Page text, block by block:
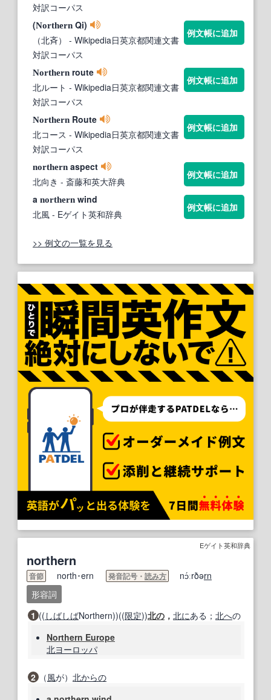
対訳コーパス
(Northern Qi)
（北斉）
- Wikipedia日英京都関連文書
対訳コーパス
例文帳に追加
Northern route
北ルート - Wikipedia日英京都関連文書
対訳コーパス
例文帳に追加
Northern Route
北コース - Wikipedia日英京都関連文書
対訳コーパス
例文帳に追加
northern aspect
北向き - 斎藤和英大辞典
例文帳に追加
a northern wind
北風 - Eゲイト英和辞典
例文帳に追加
>> 例文の一覧を見る
Eゲイト英和辞典
northern
音節 north･ern 発音記号・ 読み方 nɔ́ːrðərn
形容詞
1 (( しばしばNorthern))((限定))北の ， 北にある； 北への
Northern Europe
北ヨーロッパ
2 （風が） 北からの